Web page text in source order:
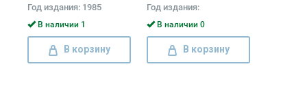
Год издания: 1985
В наличии 1
В корзину
Год издания:
В наличии 0
В корзину